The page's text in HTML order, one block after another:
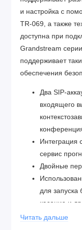
и настройка с
TR-069, а также
доступна при
Grandstream
поддерживает
обеспечения
Два SIP-
входящего
Интеграция
сервис
Двойные
для запуска
касание и др.
Читать дальше